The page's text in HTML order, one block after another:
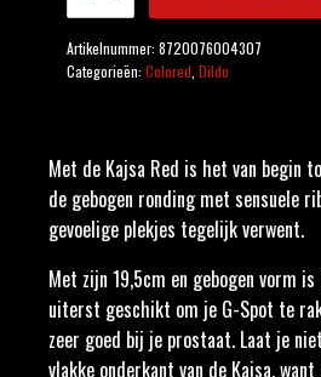
Artikelnummer: 8720076004307
Categorieën: Colored Dildo
Met de Kajsa Red is het van begin
de gebogen ronding met sensuele
gevoelige plekjes tegelijk verwent.
Met zijn 19,5cm en gebogen vorm
uiterst geschikt om je G-Spot te
zeer goed bij je prostaat. Laat je
vlakke onderkant van de Kajsa,